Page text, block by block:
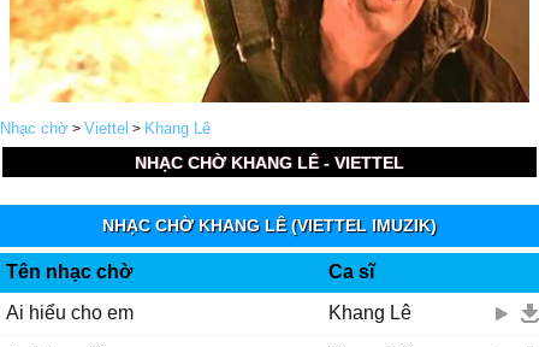
Nhạc chờ > Viettel > Khang Lê
NHẠC CHỜ KHANG LÊ - VIETTEL
NHẠC CHỜ KHANG LÊ (VIETTEL IMUZIK)
Tên nhạc chờ
Ca sĩ
Ai hiểu cho em
Khang Lê